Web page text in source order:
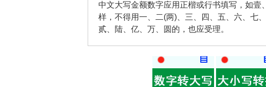
中文大写金额数字应用正楷或行书填写，如
样，不得用一、二(两)、三、四、五、六、七
贰、陆、亿、万、圆的，也应受理。